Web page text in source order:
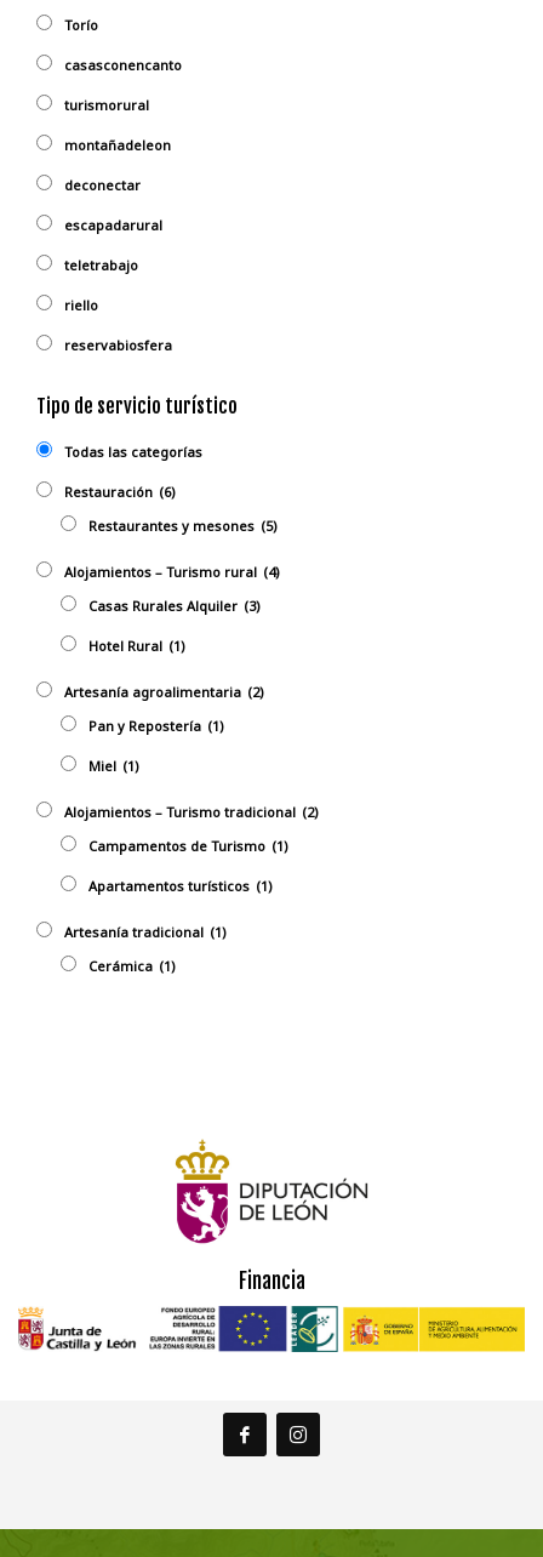
Torío
casasconencanto
turismorural
montañadeleon
deconectar
escapadarural
teletrabajo
riello
reservabiosfera
Tipo de servicio turístico
Todas las categorías
Restauración (6)
Restaurantes y mesones (5)
Alojamientos – Turismo rural (4)
Casas Rurales Alquiler (3)
Hotel Rural (1)
Artesanía agroalimentaria (2)
Pan y Repostería (1)
Miel (1)
Alojamientos – Turismo tradicional (2)
Campamentos de Turismo (1)
Apartamentos turísticos (1)
Artesaní­a tradicional (1)
Cerámica (1)
Financia